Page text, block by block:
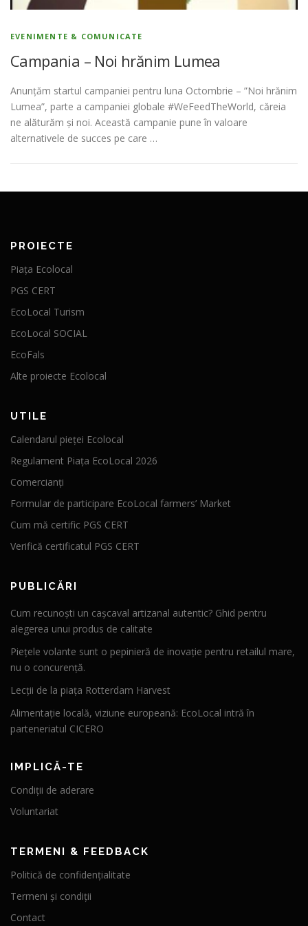
EVENIMENTE & COMUNICATE
Campania – Noi hrănim Lumea
Anunțăm startul campaniei pentru luna Octombrie – ”Noi hrănim
Lumea”, parte a campaniei globale #WeFeedTheWorld, căreia
ne alăturăm și noi. Această campanie pune în valoare
alternativele de succes pe care …
PROIECTE
Piața Ecolocal
PGS CERT
EcoLocal Turism
EcoLocal SOCIAL
EcoFals
Alte proiecte Ecolocal
UTILE
Calendarul pieței Ecolocal
Regulament Piața EcoLocal 2026
Comercianți
Formular de participare EcoLocal farmers’ Market
Cum mă certific PGS CERT
Verifică certificatul PGS CERT
PUBLICĂRI
Cum recunoști un cașcaval artizanal autentic? Ghid pentru
alegerea unui produs de calitate
Piețele volante sunt o pepinieră de inovație pentru retailul mare,
nu o concurență.
Lecții de la piața Rotterdam Harvest
Alimentație locală, viziune europeană: EcoLocal intră în
parteneriatul CICERO
IMPLICĂ-TE
Condiții de aderare
Voluntariat
TERMENI & FEEDBACK
Politică de confidențialitate
Termeni și condiții
Contact